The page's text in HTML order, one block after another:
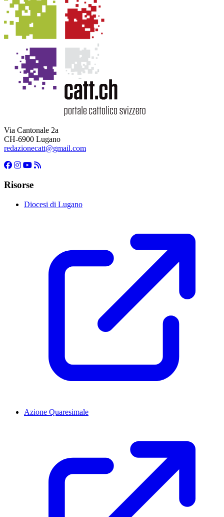
Via Cantonale 2a
CH-6900 Lugano
redazionecatt@gmail.com
Risorse
Diocesi di Lugano
Azione Quaresimale